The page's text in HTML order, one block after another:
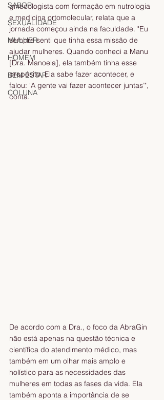
SABOR
SEXUALIDADE
MULHER
HOMEM
BEM ESTAR
COLUNA
ginecologista com formação em nutrologia
e medicina ortomolecular, relata que a
jornada começou ainda na faculdade. "Eu
sempre senti que tinha essa missão de
ajudar mulheres. Quando conheci a Manu
[Dra. Manoela], ela também tinha esse
propósito. Ela sabe fazer acontecer, e
falou: ‘A gente vai fazer acontecer juntas’",
conta.
De acordo com a Dra., o foco da AbraGin
não está apenas na questão técnica e
científica do atendimento médico, mas
também em um olhar mais amplo e
holístico para as necessidades das
mulheres em todas as fases da vida. Ela
também aponta a importância de se